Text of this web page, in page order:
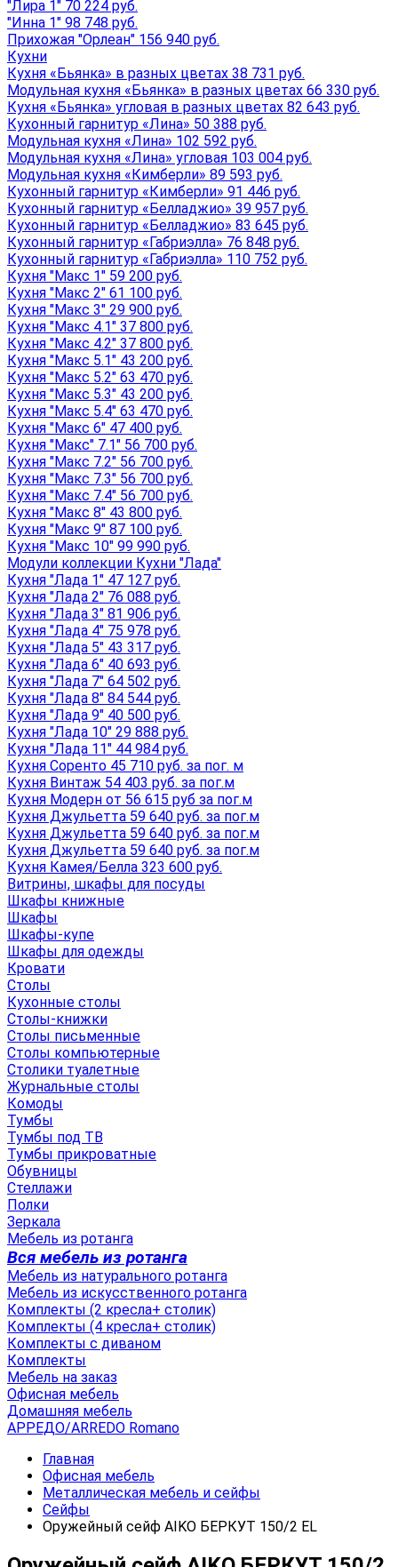
"Лира 1" 70 224 руб.
"Инна 1" 98 748 руб.
Прихожая "Орлеан" 156 940 руб.
Кухни
Кухня «Бьянка» в разных цветах 38 731 руб.
Модульная кухня «Бьянка» в разных цветах 66 330 руб.
Кухня «Бьянка» угловая в разных цветах 82 643 руб.
Кухонный гарнитур «Лина» 50 388 руб.
Модульная кухня «Лина» 102 592 руб.
Модульная кухня «Лина» угловая 103 004 руб.
Модульная кухня «Кимберли» 89 593 руб.
Кухонный гарнитур «Кимберли» 91 446 руб.
Кухонный гарнитур «Белладжио» 39 957 руб.
Кухонный гарнитур «Белладжио» 83 645 руб.
Кухонный гарнитур «Габриэлла» 76 848 руб.
Кухонный гарнитур «Габриэлла» 110 752 руб.
Кухня "Макс 1" 59 200 руб.
Кухня "Макс 2" 61 100 руб.
Кухня "Макс 3" 29 900 руб.
Кухня "Макс 4.1" 37 800 руб.
Кухня "Макс 4.2" 37 800 руб.
Кухня "Макс 5.1" 43 200 руб.
Кухня "Макс 5.2" 63 470 руб.
Кухня "Макс 5.3" 43 200 руб.
Кухня "Макс 5.4" 63 470 руб.
Кухня "Макс 6" 47 400 руб.
Кухня "Макс" 7.1" 56 700 руб.
Кухня "Макс 7.2" 56 700 руб.
Кухня "Макс 7.3" 56 700 руб.
Кухня "Макс 7.4" 56 700 руб.
Кухня "Макс 8" 43 800 руб.
Кухня "Макс 9" 87 100 руб.
Кухня "Макс 10" 99 990 руб.
Модули коллекции Кухни "Лада"
Кухня "Лада 1" 47 127 руб.
Кухня "Лада 2" 76 088 руб.
Кухня "Лада 3" 81 906 руб.
Кухня "Лада 4" 75 978 руб.
Кухня "Лада 5" 43 317 руб.
Кухня "Лада 6" 40 693 руб.
Кухня "Лада 7" 64 502 руб.
Кухня "Лада 8" 84 544 руб.
Кухня "Лада 9" 40 500 руб.
Кухня "Лада 10" 29 888 руб.
Кухня "Лада 11" 44 984 руб.
Кухня Соренто 45 710 руб. за пог. м
Кухня Винтаж 54 403 руб. за пог.м
Кухня Модерн от 56 615 руб за пог.м
Кухня Джульетта 59 640 руб. за пог.м
Кухня Джульетта 59 640 руб. за пог.м
Кухня Джульетта 59 640 руб. за пог.м
Кухня Камея/Белла 323 600 руб.
Витрины, шкафы для посуды
Шкафы книжные
Шкафы
Шкафы-купе
Шкафы для одежды
Кровати
Столы
Кухонные столы
Столы-книжки
Столы письменные
Столы компьютерные
Столики туалетные
Журнальные столы
Комоды
Тумбы
Тумбы под ТВ
Тумбы прикроватные
Обувницы
Стеллажи
Полки
Зеркала
Мебель из ротанга
Вся мебель из ротанга
Мебель из натурального ротанга
Мебель из искусственного ротанга
Комплекты (2 кресла+ столик)
Комплекты (4 кресла+ столик)
Комплекты с диваном
Комплекты
Мебель на заказ
Офисная мебель
Домашняя мебель
АРРЕДО/ARREDO Romano
Главная
Офисная мебель
Металлическая мебель и сейфы
Сейфы
Оружейный сейф AIKO БЕРКУТ 150/2 EL